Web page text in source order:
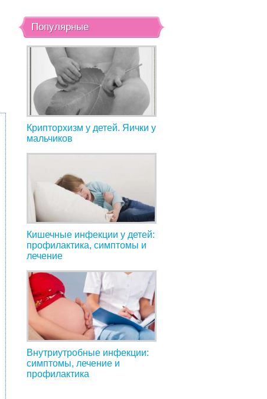
Популярные
Крипторхизм у детей. Яички у
мальчиков
Кишечные инфекции у детей:
профилактика, симптомы и
лечение
Внутриутробные инфекции:
симптомы, лечение и
профилактика